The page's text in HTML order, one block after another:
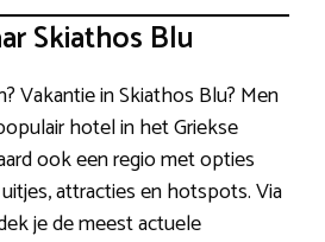
Skiathos Blu
Vakantie in Skiathos Blu? Men
hotel in het Griekse
ook een regio met opties
attracties en hotspots. Via
je de meest actuele